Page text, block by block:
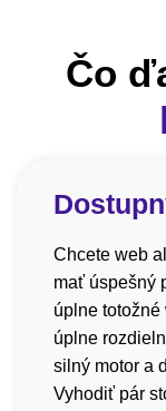
Čo
Chcete web
mať úspešný
úplne
úplne
silný motor a
Vyhodiť pár